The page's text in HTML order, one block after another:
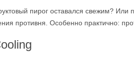
пирог оставался свежим? Или
противня. Особенно практично: